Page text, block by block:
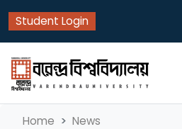
Student Login
Home News